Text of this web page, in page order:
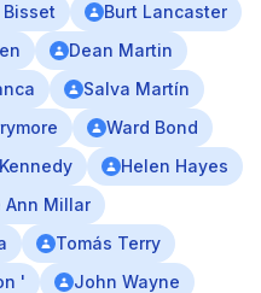
Burt Lancaster
Dean Martin
Salva Martín
Ward Bond
Helen Hayes
Ann Millar
Tomás Terry
'
John Wayne